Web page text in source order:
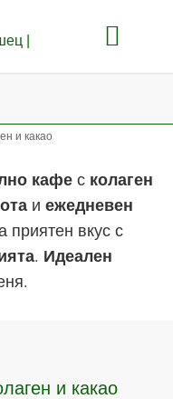
кафе с колаген
и ежедневен
приятен вкус с
. Идеален
и какао